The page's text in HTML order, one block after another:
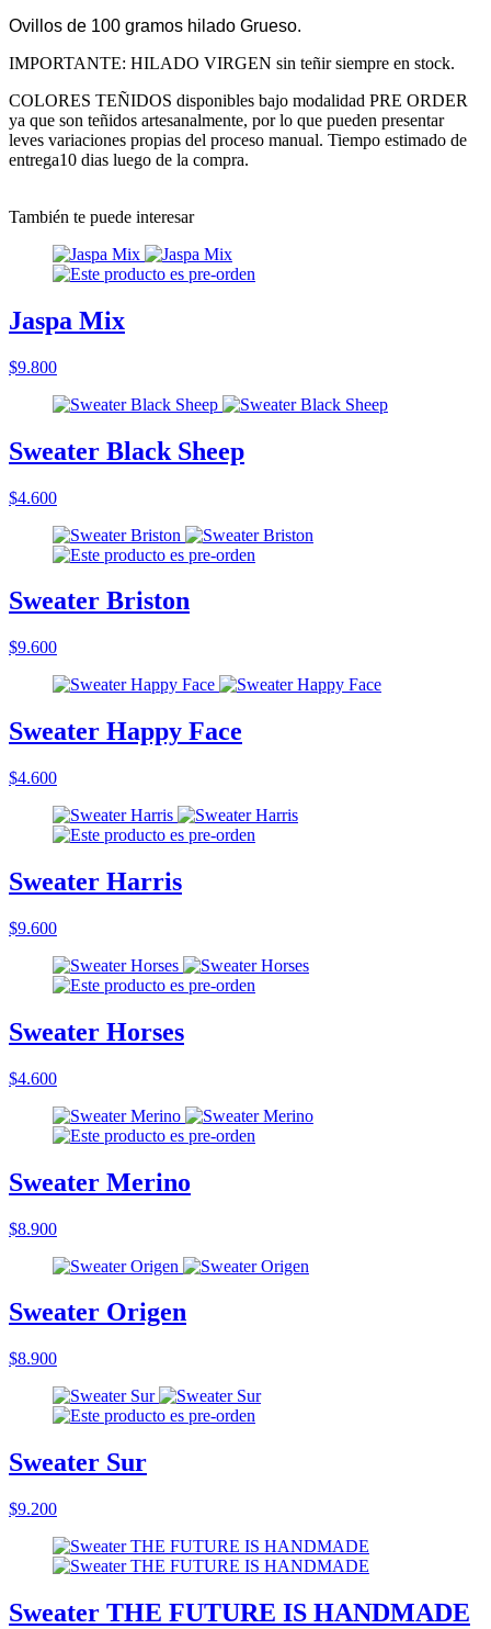
Ovillos de 100 gramos hilado Grueso.
IMPORTANTE: HILADO VIRGEN sin teñir siempre en stock.
COLORES TEÑIDOS disponibles bajo modalidad PRE ORDER
ya que son teñidos artesanalmente, por lo que pueden presentar
leves variaciones propias del proceso manual. Tiempo estimado de
entrega10 dias luego de la compra.
También te puede interesar
Jaspa Mix
$9.800
Sweater Black Sheep
$4.600
Sweater Briston
$9.600
Sweater Happy Face
$4.600
Sweater Harris
$9.600
Sweater Horses
$4.600
Sweater Merino
$8.900
Sweater Origen
$8.900
Sweater Sur
$9.200
Sweater THE FUTURE IS HANDMADE